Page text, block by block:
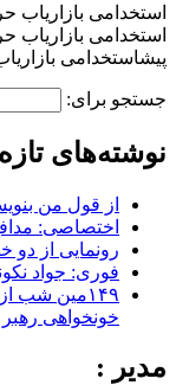
پیشاستخدامی
جستجو برای:
نوشته‌های تازه
از قول من
اختصاصی:
رونمایی از دو
فوری: جواد
۱۴۹مین شب
خونخواهی
مدیر :